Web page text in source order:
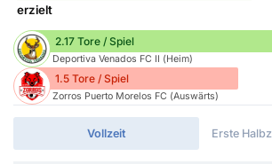
erzielt
2.17 Tore / Spiel
Deportiva Venados FC II (Heim)
1.5 Tore / Spiel
Zorros Puerto Morelos FC (Auswärts)
Vollzeit Erste